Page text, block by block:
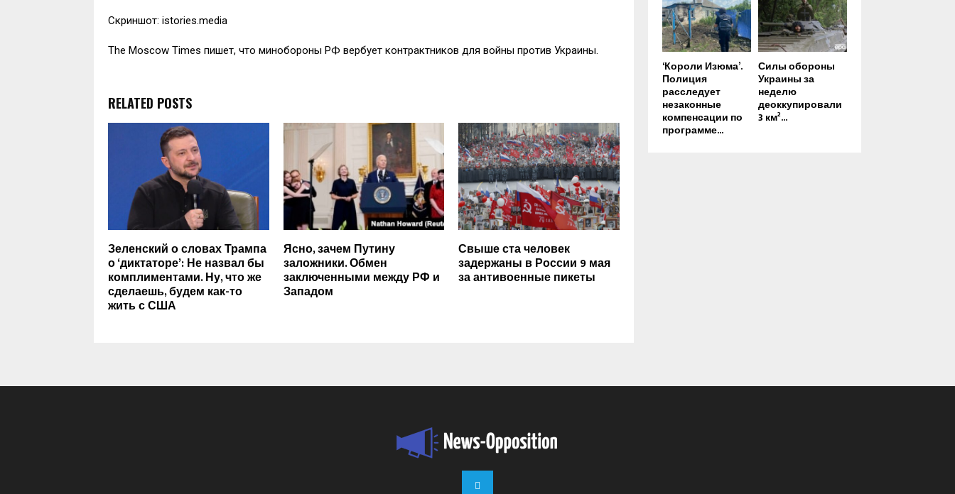
Скриншот: istories.media
The Moscow Times пишет, что минобороны РФ вербует контрактников для войны против Украины.
RELATED POSTS
Зеленский о словах Трампа
о ‘диктаторе’: Не назвал бы
комплиментами. Ну, что же
сделаешь, будем как-то
жить с США
Ясно, зачем Путину
заложники. Обмен
заключенными между РФ и
Западом
Свыше ста человек
задержаны в России 9 мая
за антивоенные пикеты
‘Короли Изюма’.
Полиция
расследует
незаконные
компенсации по
программе...
Силы обороны
Украины за
неделю
деоккупировали
3 км²...